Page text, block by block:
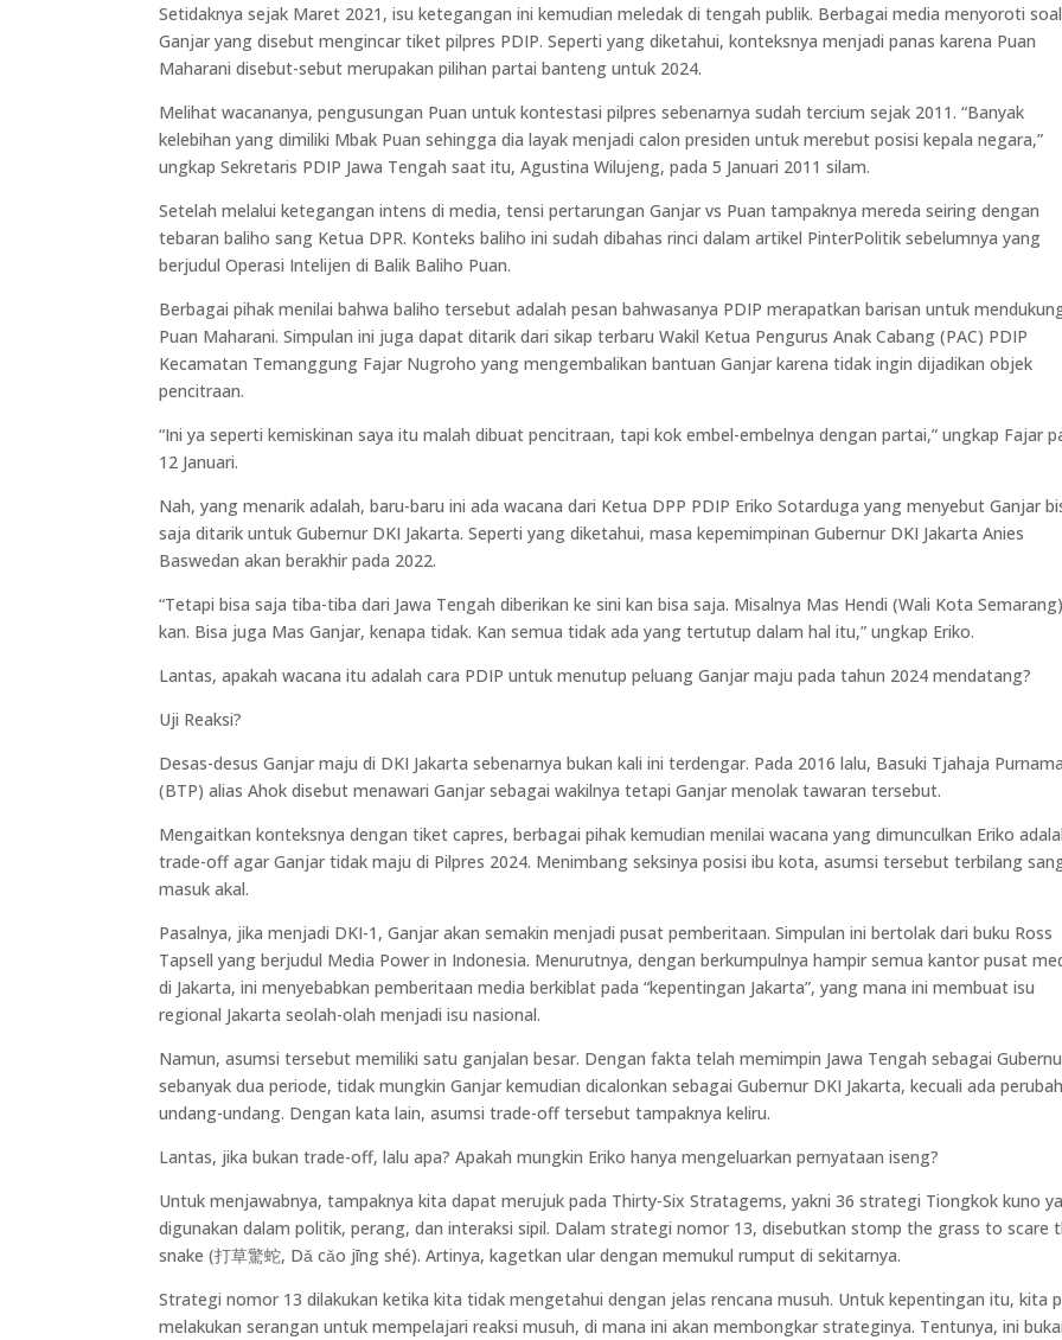
Setidaknya sejak Maret 2021, isu ketegangan ini kemudian meledak di tengah publik. Berbagai media menyoroti soal
Ganjar yang disebut mengincar tiket pilpres PDIP. Seperti yang diketahui, konteksnya menjadi panas karena Puan
Maharani disebut-sebut merupakan pilihan partai banteng untuk 2024.
Melihat wacananya, pengusungan Puan untuk kontestasi pilpres sebenarnya sudah tercium sejak 2011. “Banyak
kelebihan yang dimiliki Mbak Puan sehingga dia layak menjadi calon presiden untuk merebut posisi kepala negara,”
ungkap Sekretaris PDIP Jawa Tengah saat itu, Agustina Wilujeng, pada 5 Januari 2011 silam.
Setelah melalui ketegangan intens di media, tensi pertarungan Ganjar vs Puan tampaknya mereda seiring dengan
tebaran baliho sang Ketua DPR. Konteks baliho ini sudah dibahas rinci dalam artikel PinterPolitik sebelumnya yang
berjudul Operasi Intelijen di Balik Baliho Puan.
Berbagai pihak menilai bahwa baliho tersebut adalah pesan bahwasanya PDIP merapatkan barisan untuk
Puan Maharani. Simpulan ini juga dapat ditarik dari sikap terbaru Wakil Ketua Pengurus Anak Cabang (PAC) PDIP
Kecamatan Temanggung Fajar Nugroho yang mengembalikan bantuan Ganjar karena tidak ingin dijadikan objek
pencitraan.
“Ini ya seperti kemiskinan saya itu malah dibuat pencitraan, tapi kok embel-embelnya dengan partai,” ungkap Fajar
12 Januari.
Nah, yang menarik adalah, baru-baru ini ada wacana dari Ketua DPP PDIP Eriko Sotarduga yang menyebut Ganjar
saja ditarik untuk Gubernur DKI Jakarta. Seperti yang diketahui, masa kepemimpinan Gubernur DKI Jakarta Anies
Baswedan akan berakhir pada 2022.
“Tetapi bisa saja tiba-tiba dari Jawa Tengah diberikan ke sini kan bisa saja. Misalnya Mas Hendi (Wali Kota
kan. Bisa juga Mas Ganjar, kenapa tidak. Kan semua tidak ada yang tertutup dalam hal itu,” ungkap Eriko.
Lantas, apakah wacana itu adalah cara PDIP untuk menutup peluang Ganjar maju pada tahun 2024 mendatang?
Uji Reaksi?
Desas-desus Ganjar maju di DKI Jakarta sebenarnya bukan kali ini terdengar. Pada 2016 lalu, Basuki Tjahaja
(BTP) alias Ahok disebut menawari Ganjar sebagai wakilnya tetapi Ganjar menolak tawaran tersebut.
Mengaitkan konteksnya dengan tiket capres, berbagai pihak kemudian menilai wacana yang dimunculkan Eriko
trade-off agar Ganjar tidak maju di Pilpres 2024. Menimbang seksinya posisi ibu kota, asumsi tersebut terbilang
masuk akal.
Pasalnya, jika menjadi DKI-1, Ganjar akan semakin menjadi pusat pemberitaan. Simpulan ini bertolak dari buku Ross
Tapsell yang berjudul Media Power in Indonesia. Menurutnya, dengan berkumpulnya hampir semua kantor pusat
di Jakarta, ini menyebabkan pemberitaan media berkiblat pada “kepentingan Jakarta”, yang mana ini membuat isu
regional Jakarta seolah-olah menjadi isu nasional.
Namun, asumsi tersebut memiliki satu ganjalan besar. Dengan fakta telah memimpin Jawa Tengah sebagai
sebanyak dua periode, tidak mungkin Ganjar kemudian dicalonkan sebagai Gubernur DKI Jakarta, kecuali ada
undang-undang. Dengan kata lain, asumsi trade-off tersebut tampaknya keliru.
Lantas, jika bukan trade-off, lalu apa? Apakah mungkin Eriko hanya mengeluarkan pernyataan iseng?
Untuk menjawabnya, tampaknya kita dapat merujuk pada Thirty-Six Stratagems, yakni 36 strategi Tiongkok kuno
digunakan dalam politik, perang, dan interaksi sipil. Dalam strategi nomor 13, disebutkan stomp the grass to scare
snake (打草驚蛇, Dǎ cǎo jīng shé). Artinya, kagetkan ular dengan memukul rumput di sekitarnya.
Strategi nomor 13 dilakukan ketika kita tidak mengetahui dengan jelas rencana musuh. Untuk kepentingan itu, kita
melakukan serangan untuk mempelajari reaksi musuh, di mana ini akan membongkar strateginya. Tentunya, ini